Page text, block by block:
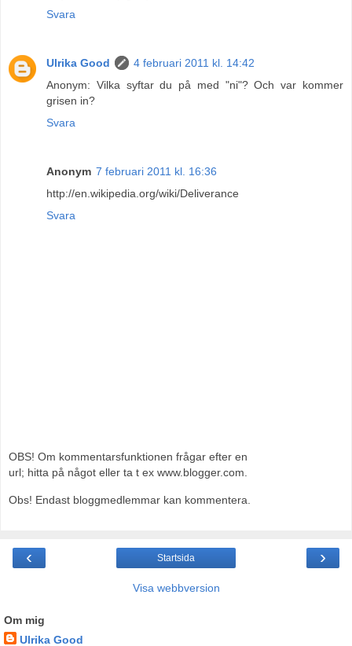
Svara
Ulrika Good
4 februari 2011 kl. 14:42
Anonym: Vilka syftar du på med "ni"? Och var kommer
grisen in?
Svara
Anonym 7 februari 2011 kl. 16:36
http://en.wikipedia.org/wiki/Deliverance
Svara
OBS! Om kommentarsfunktionen frågar efter en
url; hitta på något eller ta t ex www.blogger.com.
Obs! Endast bloggmedlemmar kan kommentera.
‹ ›
Startsida
Visa webbversion
Om mig
Ulrika Good